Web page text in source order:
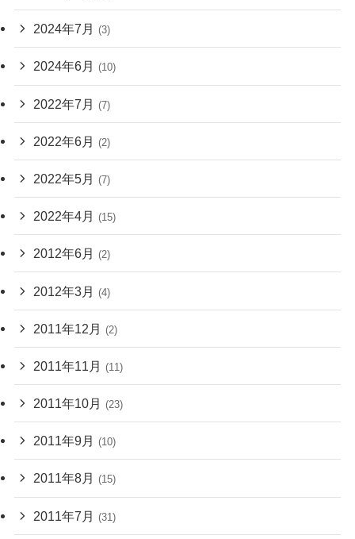
2024年7月 (3)
2024年6月 (10)
2022年7月 (7)
2022年6月 (2)
2022年5月 (7)
2022年4月 (15)
2012年6月 (2)
2012年3月 (4)
2011年12月 (2)
2011年11月 (11)
2011年10月 (23)
2011年9月 (10)
2011年8月 (15)
2011年7月 (31)